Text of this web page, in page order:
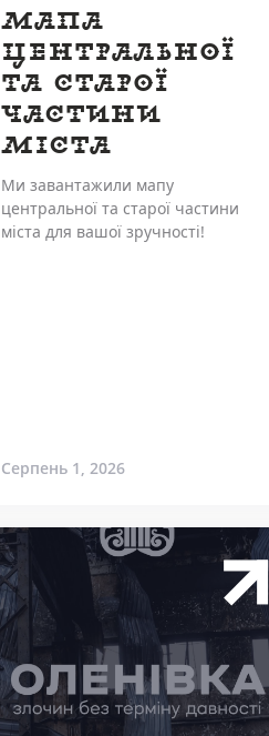
МАПА
ЦЕНТРАЛЬНОЇ
ТА СТАРОЇ
ЧАСТИНИ
МІСТА
Ми завантажили мапу
центральної та старої частини
міста для вашої зручності!
Серпень 1, 2026